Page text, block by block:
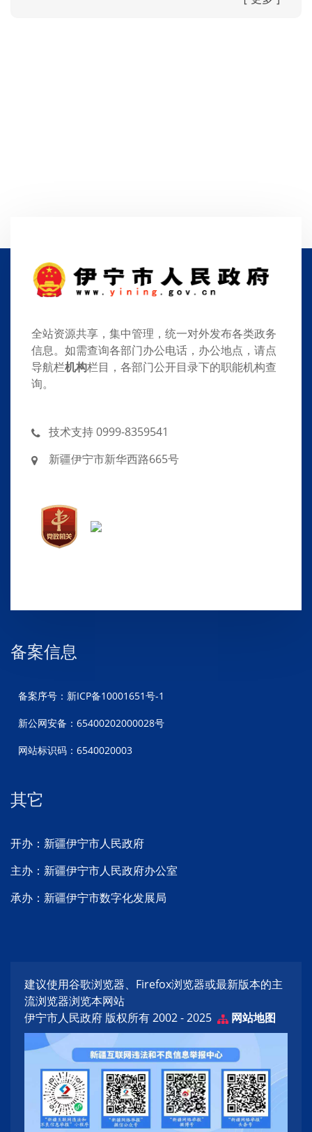
全站资源共享，集中管理，统一对外发布各类政务
信息。如需查询各部门办公电话，办公地点，请点
导航栏机构栏目，各部门公开目录下的职能机构查
询。
技术支持 0999-8359541
新疆伊宁市新华西路665号
备案信息
备案序号：新ICP备10001651号-1
新公网安备：65400202000028号
网站标识码：6540020003
其它
开办：新疆伊宁市人民政府
主办：新疆伊宁市人民政府办公室
承办：新疆伊宁市数字化发展局
建议使用谷歌浏览器、Firefox浏览器或最新版本的主
流浏览器浏览本网站
伊宁市人民政府 版权所有 2002 - 2025
网站地图